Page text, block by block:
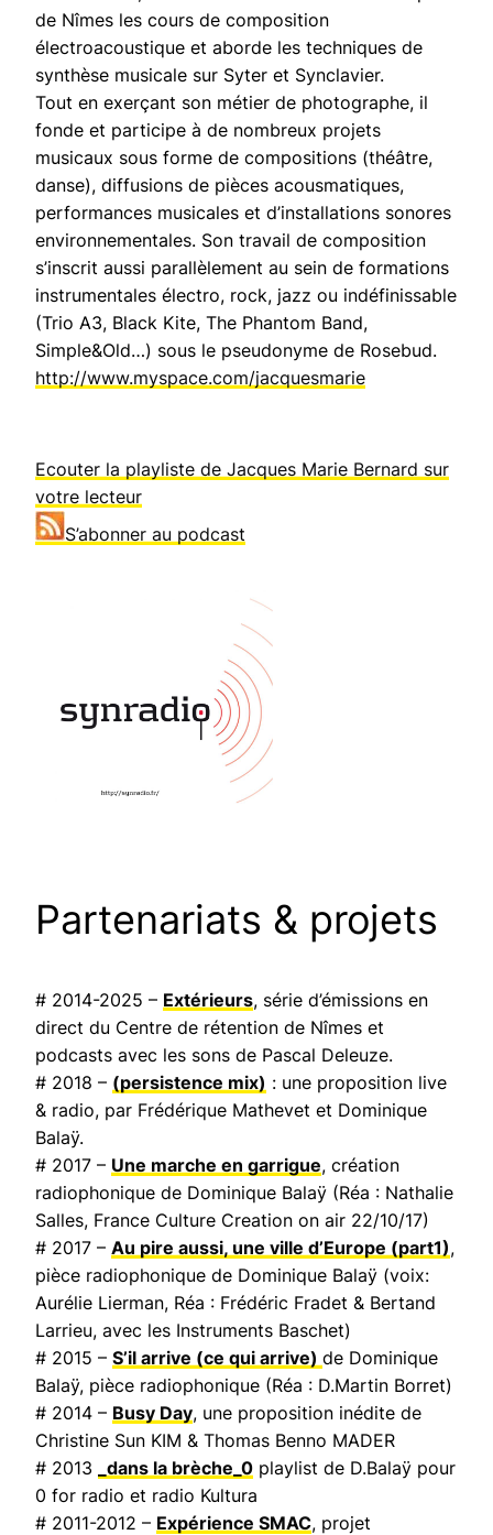
de Nîmes les cours de composition
électroacoustique et aborde les techniques de
synthèse musicale sur Syter et Synclavier.
Tout en exerçant son métier de photographe, il
fonde et participe à de nombreux projets
musicaux sous forme de compositions (théâtre,
danse), diffusions de pièces acousmatiques,
performances musicales et d’installations sonores
environnementales. Son travail de composition
s’inscrit aussi parallèlement au sein de formations
instrumentales électro, rock, jazz ou indéfinissable
(Trio A3, Black Kite, The Phantom Band,
Simple&Old…) sous le pseudonyme de Rosebud.
http://www.myspace.com/jacquesmarie
Ecouter la playliste de Jacques Marie Bernard sur
votre lecteur
S’abonner au podcast
Partenariats & projets
# 2014-2025 – Extérieurs, série d’émissions en
direct du Centre de rétention de Nîmes et
podcasts avec les sons de Pascal Deleuze.
# 2018 – (persistence mix) : une proposition live
& radio, par Frédérique Mathevet et Dominique
Balaÿ.
# 2017 – Une marche en garrigue, création
radiophonique de Dominique Balaÿ (Réa : Nathalie
Salles, France Culture Creation on air 22/10/17)
# 2017 – Au pire aussi, une ville d’Europe (part1),
pièce radiophonique de Dominique Balaÿ (voix:
Aurélie Lierman, Réa : Frédéric Fradet & Bertand
Larrieu, avec les Instruments Baschet)
# 2015 – S’il arrive (ce qui arrive) de Dominique
Balaÿ, pièce radiophonique (Réa : D.Martin Borret)
# 2014 – Busy Day, une proposition inédite de
Christine Sun KIM & Thomas Benno MADER
# 2013
_dans la brèche_0 playlist de D.Balaÿ pour
0 for radio et radio Kultura
# 2011-2012 – Expérience SMAC, projet